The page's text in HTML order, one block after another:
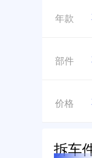
年款
部件
价格
拆车